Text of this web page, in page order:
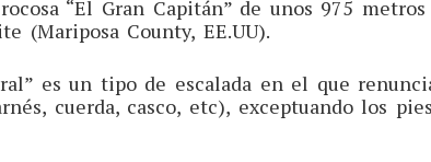
“El Gran Capitán” de unos 975 metros
(Mariposa County, EE.UU).
es un tipo de escalada en el que
cuerda, casco, etc), exceptuando los